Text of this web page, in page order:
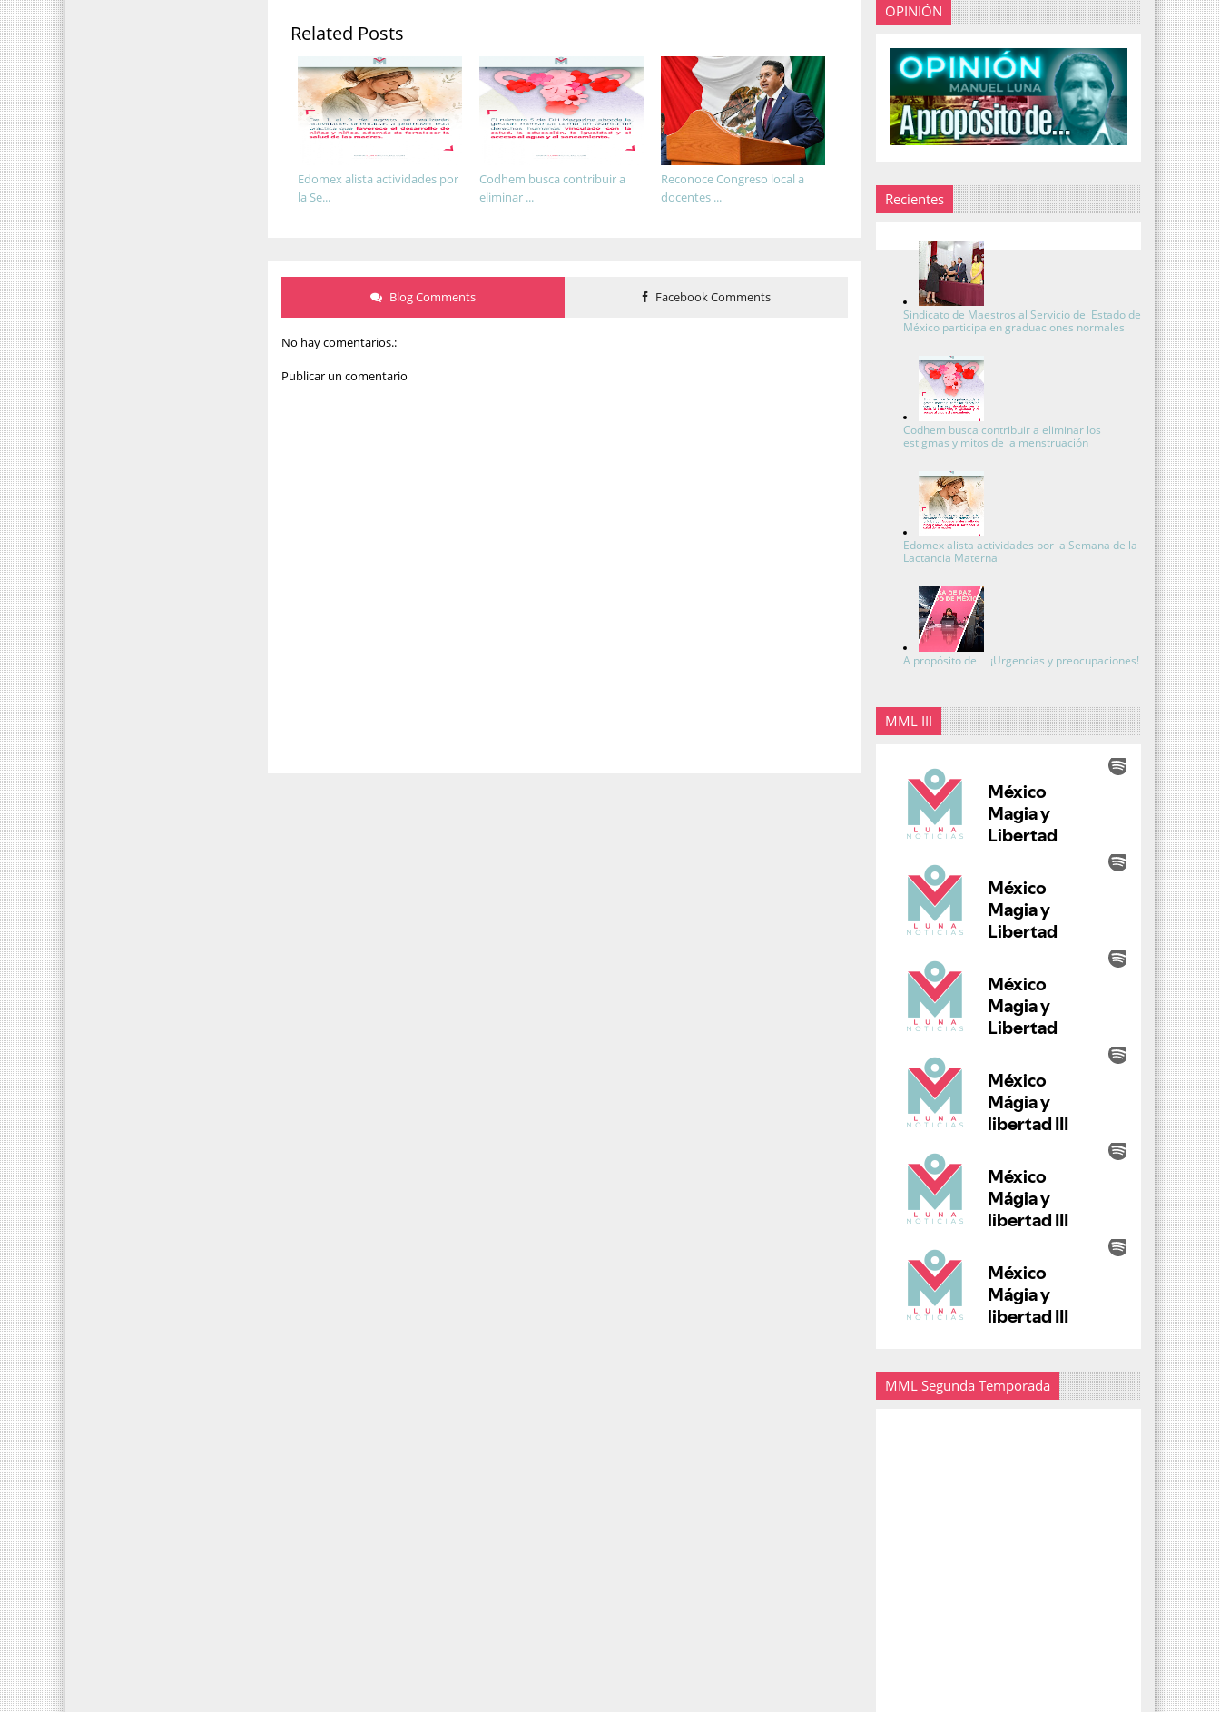
Related Posts
Reconoce Congreso local a
docentes ...
Codhem busca contribuir a
eliminar ...
Edomex alista actividades por
la Se...
Blog Comments Facebook Comments
No hay comentarios.:
Publicar un comentario
OPINIÓN
Recientes
Sindicato de Maestros al Servicio del Estado de
México participa en graduaciones normales
Codhem busca contribuir a eliminar los
estigmas y mitos de la menstruación
Edomex alista actividades por la Semana de la
Lactancia Materna
A propósito de… ¡Urgencias y preocupaciones!
MML III
MML Segunda Temporada